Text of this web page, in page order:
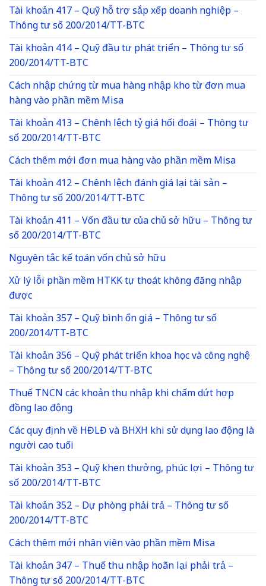
Tài khoản 417 – Quỹ hỗ trợ sắp xếp doanh nghiệp –
Thông tư số 200/2014/TT-BTC
Tài khoản 414 – Quỹ đầu tư phát triển – Thông tư số
200/2014/TT-BTC
Cách nhập chứng từ mua hàng nhập kho từ đơn mua
hàng vào phần mềm Misa
Tài khoản 413 – Chênh lệch tỷ giá hối đoái – Thông tư
số 200/2014/TT-BTC
Cách thêm mới đơn mua hàng vào phần mềm Misa
Tài khoản 412 – Chênh lệch đánh giá lại tài sản –
Thông tư số 200/2014/TT-BTC
Tài khoản 411 – Vốn đầu tư của chủ sở hữu – Thông tư
số 200/2014/TT-BTC
Nguyên tắc kế toán vốn chủ sở hữu
Xử lý lỗi phần mềm HTKK tự thoát không đăng nhập
được
Tài khoản 357 – Quỹ bình ổn giá – Thông tư số
200/2014/TT-BTC
Tài khoản 356 – Quỹ phát triển khoa học và công nghệ
– Thông tư số 200/2014/TT-BTC
Thuế TNCN các khoản thu nhập khi chấm dứt hợp
đồng lao động
Các quy định về HĐLĐ và BHXH khi sử dụng lao động là
người cao tuổi
Tài khoản 353 – Quỹ khen thưởng, phúc lợi – Thông tư
số 200/2014/TT-BTC
Tài khoản 352 – Dự phòng phải trả – Thông tư số
200/2014/TT-BTC
Cách thêm mới nhân viên vào phần mềm Misa
Tài khoản 347 – Thuế thu nhập hoãn lại phải trả –
Thông tư số 200/2014/TT-BTC